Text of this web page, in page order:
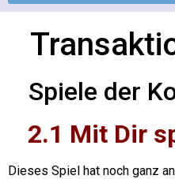
Spiele der
2.1 Mit Dir
Dieses Spiel hat noch ganz